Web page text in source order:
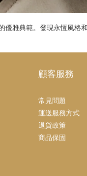
優雅典範。發現永恆風
顧客服務
常見問題
運送服務方式
退貨政策
商品保固